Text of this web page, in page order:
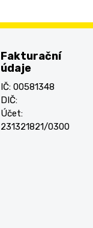
Fakturační
údaje
IČ: 00581348
DIČ:
Účet:
231321821/0300